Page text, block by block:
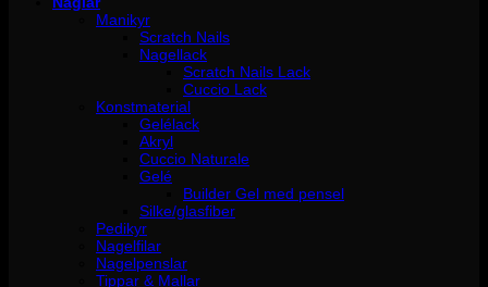
Manikyr
Scratch Nails
Nagellack
Scratch Nails Lack
Cuccio Lack
Konstmaterial
Gelélack
Akryl
Cuccio Naturale
Gelé
Builder Gel med pensel
Silke/glasfiber
Pedikyr
Nagelfilar
Nagelpenslar
Tippar & Mallar